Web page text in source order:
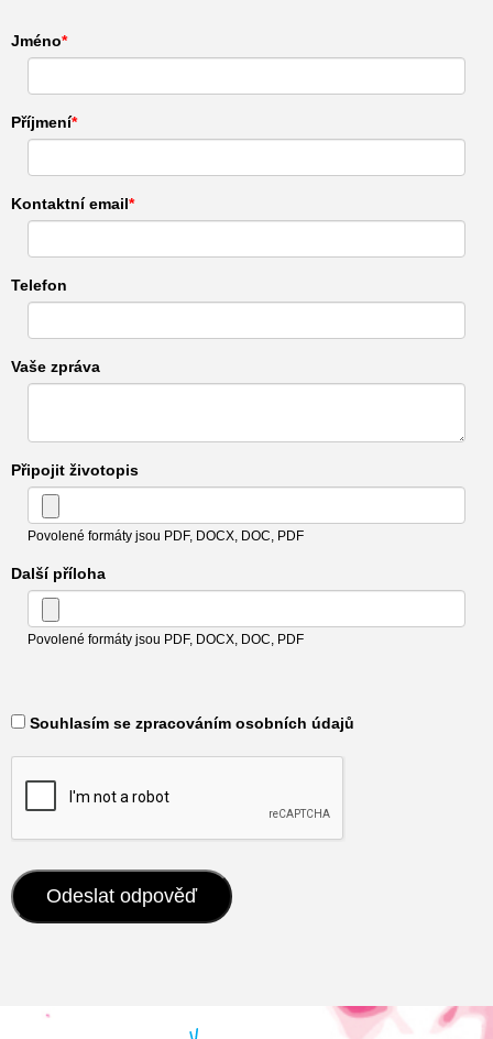
Jméno
Příjmení
Kontaktní email
Telefon
Vaše zpráva
Připojit životopis
Povolené formáty jsou PDF, DOCX, DOC, PDF
Další příloha
Povolené formáty jsou PDF, DOCX, DOC, PDF
​ Souhlasím se zpracováním osobních údajů